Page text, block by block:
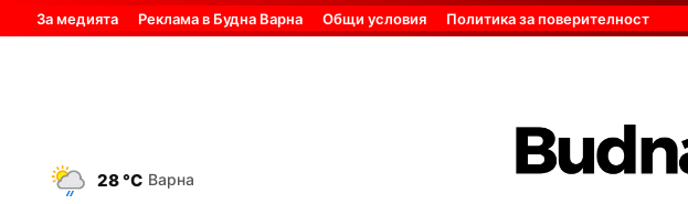
За медията Реклама в Будна Варна Общи условия Политика за поверителност
28 °C Варна